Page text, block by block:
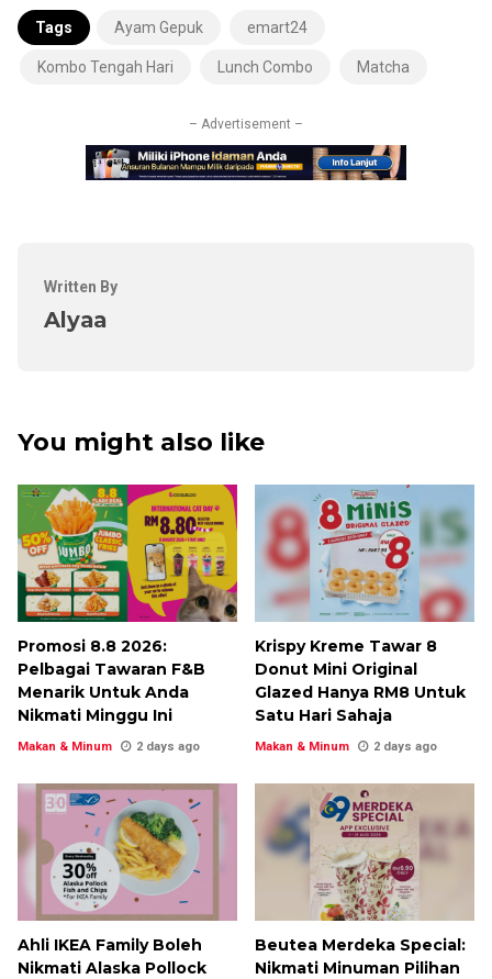
Tags Ayam Gepuk emart24
Kombo Tengah Hari Lunch Combo Matcha
– Advertisement –
Written By
Alyaa
You might also like
Promosi 8.8 2026:
Pelbagai Tawaran F&B
Menarik Untuk Anda
Nikmati Minggu Ini
Makan & Minum 2 days ago
Krispy Kreme Tawar 8
Donut Mini Original
Glazed Hanya RM8 Untuk
Satu Hari Sahaja
Makan & Minum 2 days ago
Ahli IKEA Family Boleh
Nikmati Alaska Pollock
Beutea Merdeka Special:
Nikmati Minuman Pilihan